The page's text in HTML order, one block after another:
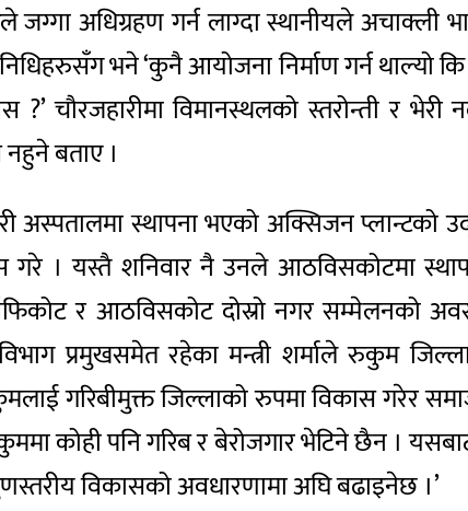
अधिग्रहण गर्न लाग्दा स्थानीयले अचाक्ली भाउ
भने ‘कुनै आयोजना निर्माण गर्न थाल्यो
?’ चौरजहारीमा विमानस्थलको स्तरोन्ती र
नहुने बताए ।
अस्पतालमा स्थापना भएको अक्सिजन प्लान्टको
गरे । यस्तै शनिवार नै उनले आठविसकोटमा
र आठविसकोट दोस्रो नगर सम्मेलनको
प्रमुखसमेत रहेका मन्त्री शर्माले रुकुम
गरिबीमुक्त जिल्लाको रुपमा विकास गरेर
कोही पनि गरिब र बेरोजगार भेटिने छैन ।
विकासको अवधारणामा अघि बढाइनेछ ।’